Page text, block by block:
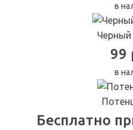
в
Черный
99
в
Бесплатно